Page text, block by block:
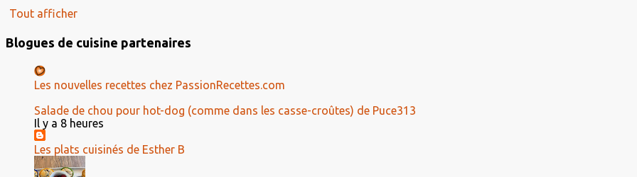
Tout afficher
Blogues de cuisine partenaires
Les nouvelles recettes chez PassionRecettes.com
Salade de chou pour hot-dog (comme dans les casse-croûtes) de Puce313
Il y a 8 heures
Les plats cuisinés de Esther B